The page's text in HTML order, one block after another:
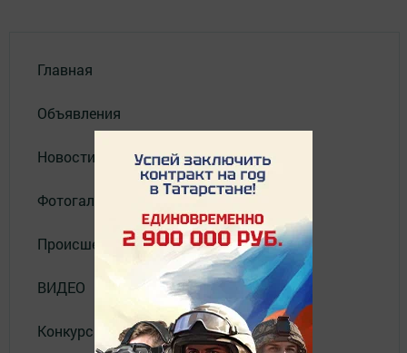
Главная
Объявления
Новости
Фотогалерея
Происшествия
ВИДЕО
Конкурсы